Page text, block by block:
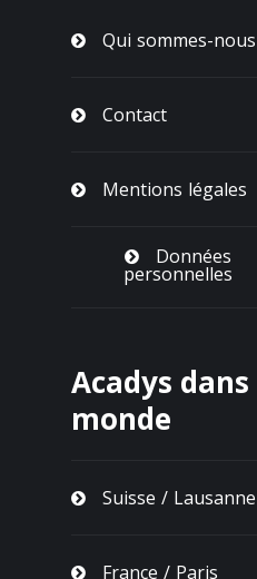
Qui sommes-nous
Contact
Mentions légales
Données
personnelles
Acadys dans
monde
Suisse / Lausanne
France / Paris